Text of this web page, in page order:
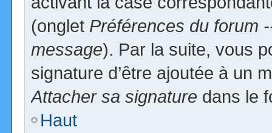
(onglet Préférences du forum
message). Par la suite, vous
signature d’être ajoutée à un
Attacher sa signature dans le
Haut